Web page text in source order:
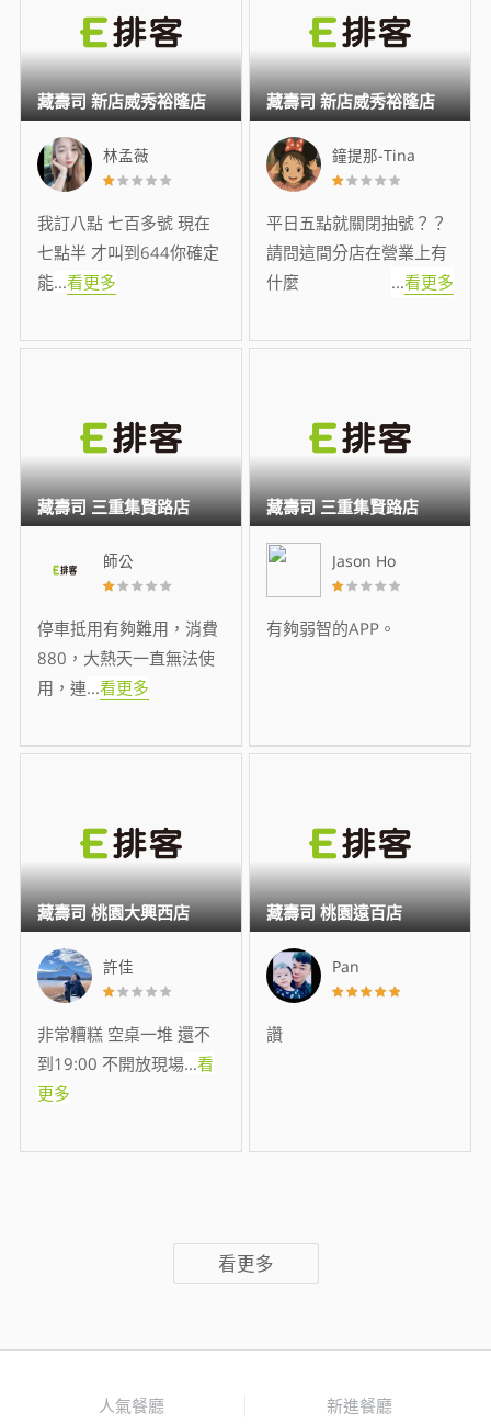
林孟薇
我訂八點 七百多號 現在
七點半 才叫到644你確定
能...看更多
藏壽司 新店威秀裕隆店
鐘提那-Tina
平日五點就關閉抽號？？
請問這間分店在營業上有
什麼
...看更多
藏壽司 新店威秀裕隆店
師公
停車抵用有夠難用，消費
880，大熱天一直無法使
用，連...看更多
藏壽司 三重集賢路店
Jason Ho
有夠弱智的APP。
藏壽司 三重集賢路店
許佳
非常糟糕 空桌一堆 還不
到19:00 不開放現場...看
更多
藏壽司 桃園大興西店
Pan
讚
藏壽司 桃園遠百店
看更多
人氣餐廳 新進餐廳